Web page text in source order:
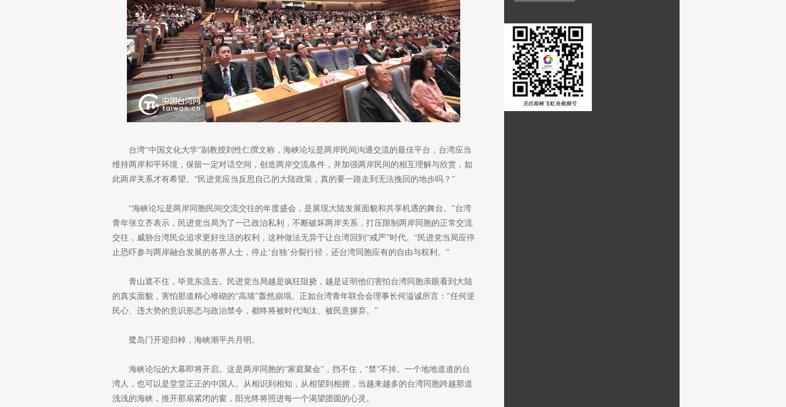
台湾“中国文化大学”副教授刘性仁撰文称，海峡论坛是两岸民间沟通交流的最佳平台，台湾应当
维持两岸和平环境，保留一定对话空间，创造两岸交流条件，并加强两岸民间的相互理解与欣赏，如
此两岸关系才有希望。“民进党应当反思自己的大陆政策，真的要一路走到无法挽回的地步吗？”
“海峡论坛是两岸同胞民间交流交往的年度盛会，是展现大陆发展面貌和共享机遇的舞台。”台湾
青年张立齐表示，民进党当局为了一己政治私利，不断破坏两岸关系，打压限制两岸同胞的正常交流
交往，威胁台湾民众追求更好生活的权利，这种做法无异于让台湾回到“戒严”时代。“民进党当局应停
止恐吓参与两岸融合发展的各界人士，停止‘台独’分裂行径，还台湾同胞应有的自由与权利。”
青山遮不住，毕竟东流去。民进党当局越是疯狂阻挠，越是证明他们害怕台湾同胞亲眼看到大陆
的真实面貌，害怕那道精心堆砌的“高墙”轰然崩塌。正如台湾青年联合会理事长何溢诚所言：“任何逆
民心、违大势的意识形态与政治禁令，都终将被时代淘汰、被民意摒弃。”
鹭岛门开迎归棹，海峡潮平共月明。
海峡论坛的大幕即将开启。这是两岸同胞的“家庭聚会”，挡不住，“禁”不掉。一个地地道道的台
湾人，也可以是堂堂正正的中国人。从相识到相知，从相望到相拥，当越来越多的台湾同胞跨越那道
浅浅的海峡，推开那扇紧闭的窗，阳光终将照进每一个渴望团圆的心灵。